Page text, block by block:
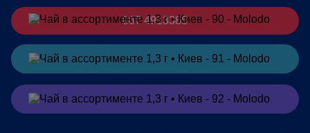
067 4913385
Заказать в Telegram
Заказать в Viber